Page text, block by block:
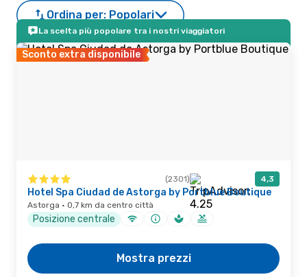
Ordina per: Popolari
La scelta più popolare tra i nostri viaggiatori
Sconto extra disponibile
(2301) 4,3
Hotel Spa Ciudad de Astorga by Portblue Boutique
Astorga · 0,7 km da centro città
Posizione centrale
Mostra prezzi